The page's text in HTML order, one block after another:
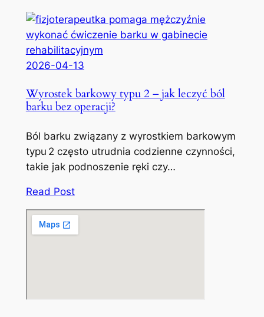
2026-04-13
Wyrostek barkowy typu 2 – jak leczyć ból
barku bez operacji?
Ból barku związany z wyrostkiem barkowym
typu 2 często utrudnia codzienne czynności,
takie jak podnoszenie ręki czy…
Read Post